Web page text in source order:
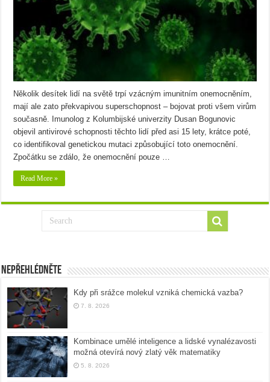
Několik desítek lidí na světě trpí vzácným imunitním onemocněním,
mají ale zato překvapivou superschopnost – bojovat proti všem virům
současně. Imunolog z Kolumbijské univerzity Dusan Bogunovic
objevil antivirové schopnosti těchto lidí před asi 15 lety, krátce poté,
co identifikoval genetickou mutaci způsobující toto onemocnění.
Zpočátku se zdálo, že onemocnění pouze …
Read More »
Nepřehlédněte
Kdy při srážce molekul vzniká chemická vazba?
7. 8. 2026
Kombinace umělé inteligence a lidské vynalézavosti
možná otevírá nový zlatý věk matematiky
5. 8. 2026